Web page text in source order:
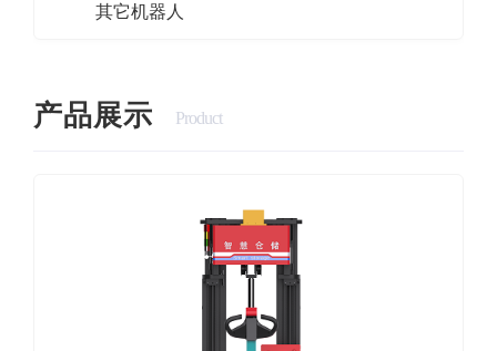
其它机器人
产品展示 Product